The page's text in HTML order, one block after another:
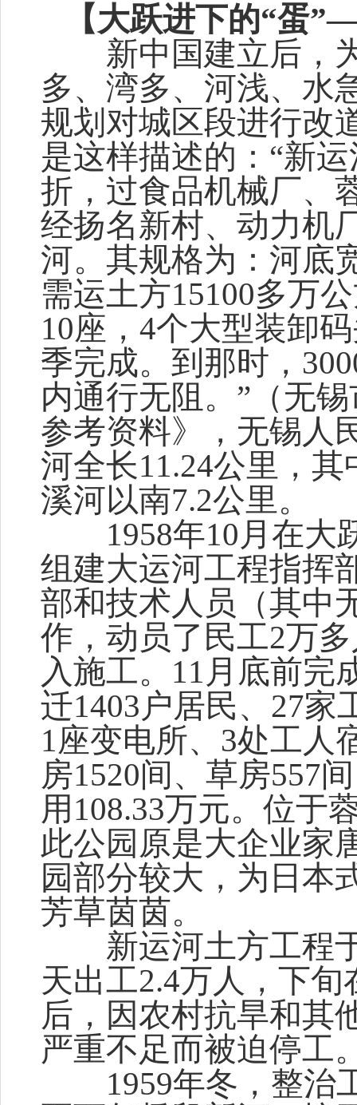
【大跃进下的“蛋
新中国建立后，为
多、湾多、河浅、水
规划对城区段进行改
是这样描述的：“新
折，过食品机械厂、
经扬名新村、动力机
河。其规格为：河底
需运土方15100多万
10座，4个大型装卸
季完成。到那时，
内通行无阻。”（无
参考资料》，无锡人
河全长11.24公里，
溪河以南7.2公里。
1958年10月在大
组建大运河工程指挥
部和技术人员（其中
作，动员了民工2万
入施工。11月底前完
迁1403户居民、27家
1座变电所、3处工人
房1520间、草房557
用108.33万元。位于
此公园原是大企业家
园部分较大，为日本
芳草茵茵。
新运河土方工程于
天出工2.4万人，下
后，因农村抗旱和其
严重不足而被迫停工
1959年冬，整治